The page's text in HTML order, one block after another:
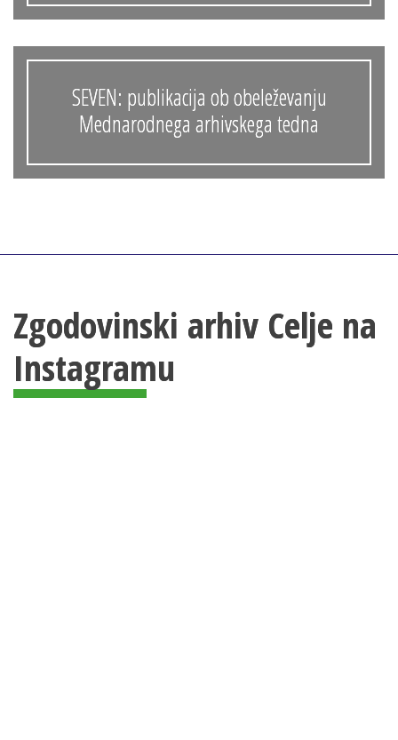
SEVEN: publikacija ob obeleževanju
Mednarodnega arhivskega tedna
Zgodovinski arhiv Celje na
Instagramu